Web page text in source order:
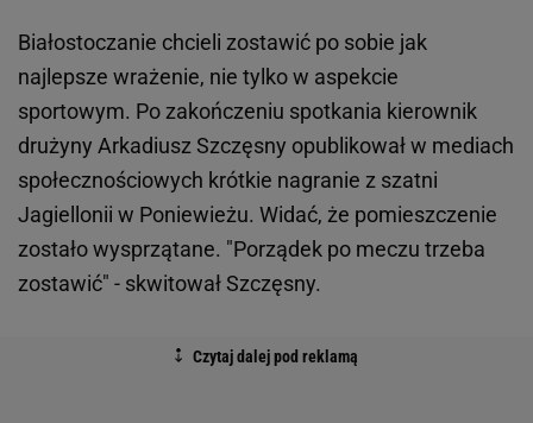
Białostoczanie chcieli zostawić po sobie jak
najlepsze wrażenie, nie tylko w aspekcie
sportowym. Po zakończeniu spotkania kierownik
drużyny Arkadiusz Szczęsny opublikował w mediach
społecznościowych krótkie nagranie z szatni
Jagiellonii w Poniewieżu. Widać, że pomieszczenie
zostało wysprzątane. "Porządek po meczu trzeba
zostawić" - skwitował Szczęsny.